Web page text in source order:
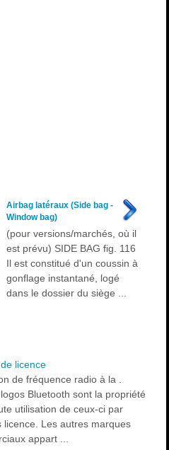
Airbag latéraux (Side bag -
Window bag)
(pour versions/marchés, où il
est prévu) SIDE BAG fig. 116
Il est constitué d'un coussin à
gonflage instantané, logé
dans le dossier du siège ...
licence
de fréquence radio à la .
Bluetooth sont la propriété
utilisation de ceux-ci par
Les autres marques
appart ...